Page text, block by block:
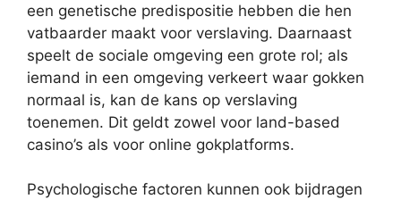
een genetische predispositie hebben die hen
vatbaarder maakt voor verslaving. Daarnaast
speelt de sociale omgeving een grote rol; als
iemand in een omgeving verkeert waar gokken
normaal is, kan de kans op verslaving
toenemen. Dit geldt zowel voor land-based
casino’s als voor online gokplatforms.
Psychologische factoren kunnen ook bijdragen